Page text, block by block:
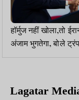
हॉर्मुज नहीं खोला,तो
अंजाम भुगतेगा, बोले ट्रंप, एक
रात में पूरा देश खत्म
Lagatar